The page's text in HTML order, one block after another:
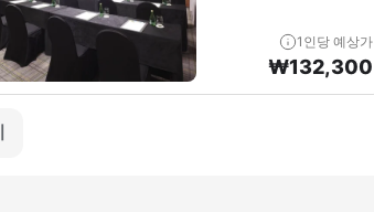
1인당 예상가
₩132,300